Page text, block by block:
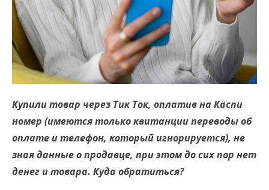
Купили товар через Тик Ток, оплатив на Каспи
номер (имеются только квитанции переводы об
оплате и телефон, который игнорируется), не
зная данные о продавце, при этом до сих пор нет
денег и товара. Куда обратиться?